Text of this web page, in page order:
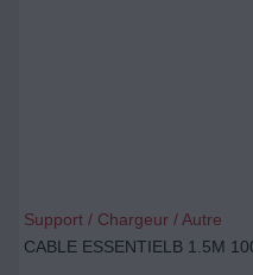
Support / Chargeur / Autre
CABLE ESSENTIELB 1.5M